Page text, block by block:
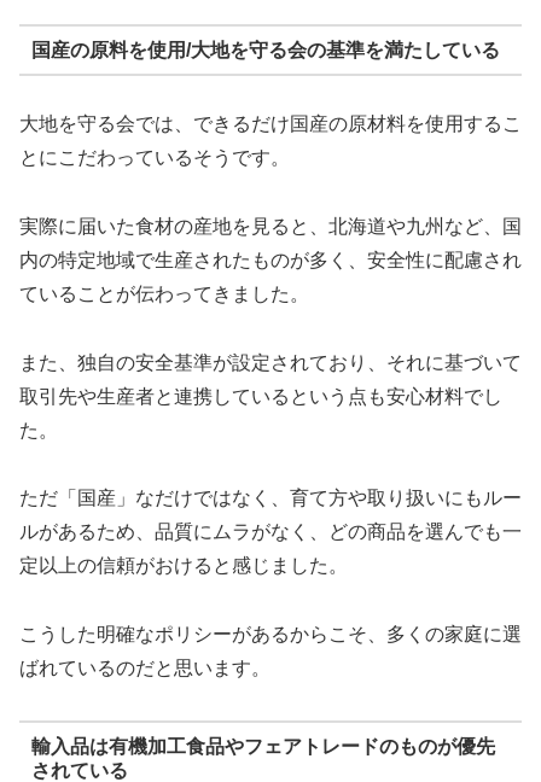
国産の原料を使用/大地を守る会の基準を満たしている
大地を守る会では、できるだけ国産の原材料を使用するこ
とにこだわっているそうです。
実際に届いた食材の産地を見ると、北海道や九州など、国
内の特定地域で生産されたものが多く、安全性に配慮され
ていることが伝わってきました。
また、独自の安全基準が設定されており、それに基づいて
取引先や生産者と連携しているという点も安心材料でし
た。
ただ「国産」なだけではなく、育て方や取り扱いにもルー
ルがあるため、品質にムラがなく、どの商品を選んでも一
定以上の信頼がおけると感じました。
こうした明確なポリシーがあるからこそ、多くの家庭に選
ばれているのだと思います。
輸入品は有機加工食品やフェアトレードのものが優先
されている